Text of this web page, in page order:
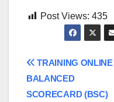
Post Views: 435
Post
navigation
TRAINING ONLINE
BALANCED
SCORECARD (BSC)